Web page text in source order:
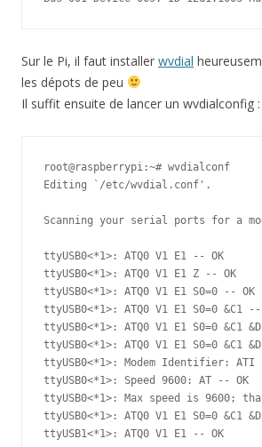
Sur le Pi, il faut installer wvdial
les dépots de peu
Il suffit ensuite de lancer un wvdialconfig :
root@raspberrypi:~# wvdialconf
Editing `/etc/wvdial.conf'.
Scanning your serial ports for a
ttyUSB0<*1>: ATQ0 V1 E1 -- OK
ttyUSB0<*1>: ATQ0 V1 E1 Z -- OK
ttyUSB0<*1>: ATQ0 V1 E1 S0=0 -- OK
ttyUSB0<*1>: ATQ0 V1 E1 S0=0 &C1 --
ttyUSB0<*1>: ATQ0 V1 E1 S0=0 &C1
ttyUSB0<*1>: ATQ0 V1 E1 S0=0 &C1
ttyUSB0<*1>: Modem Identifier:
ttyUSB0<*1>: Speed 9600: AT -- OK
ttyUSB0<*1>: Max speed is 9600;
ttyUSB0<*1>: ATQ0 V1 E1 S0=0 &C1
ttyUSB1<*1>: ATQ0 V1 E1 -- OK